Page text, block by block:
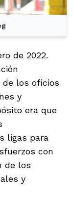
de 2022.
de los oficios
y
era que
ligas para
con
de los
y